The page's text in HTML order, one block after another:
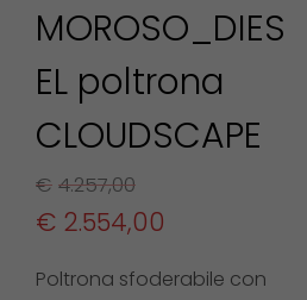
MOROSO_DIES
EL poltrona
CLOUDSCAPE
€ 4.257,00
€ 2.554,00
Poltrona sfoderabile con